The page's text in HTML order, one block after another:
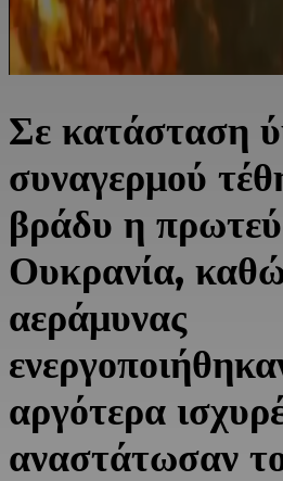
Σε κατάσταση
συναγερμού
βράδυ η
Ουκρανία,
αεράμυνας
αργότερα
αναστάτωσαν